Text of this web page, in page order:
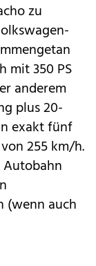
zu
mit 350 PS
anderem
plus 20-
exakt fünf
255 km/h.
(wenn auch